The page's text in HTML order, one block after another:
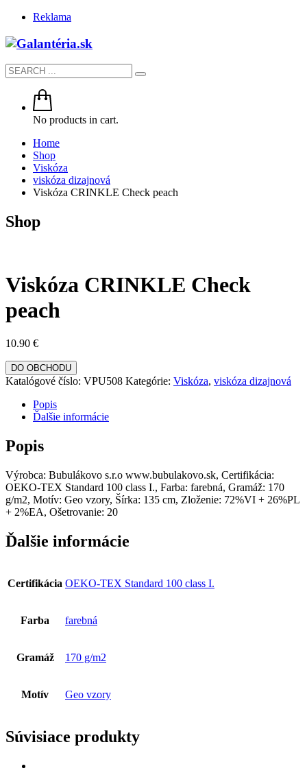
Reklama
No products in cart.
Home
Shop
Viskóza
viskóza dizajnová
Viskóza CRINKLE Check peach
Shop
Viskóza CRINKLE Check
peach
10.90 €
DO OBCHODU
Katalógové číslo: VPU508 Kategórie: Viskóza, viskóza dizajnová
Popis
Ďalšie informácie
Popis
Výrobca: Bubulákovo s.r.o www.bubulakovo.sk, Certifikácia:
OEKO-TEX Standard 100 class I., Farba: farebná, Gramáž: 170
g/m2, Motív: Geo vzory, Šírka: 135 cm, Zloženie: 72%VI + 26%PL
+ 2%EA, Ošetrovanie: 20
Ďalšie informácie
Certifikácia OEKO-TEX Standard 100 class I.
Farba farebná
Gramáž 170 g/m2
Motív Geo vzory
Súvisiace produkty